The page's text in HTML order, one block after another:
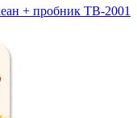
+ пробник TB-2001